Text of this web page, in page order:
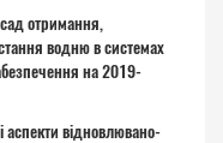
отримання,
водню в системах
на 2019-
відновлювано-